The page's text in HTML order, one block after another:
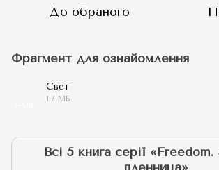
До обраного
Фрагмент для ознайомлення
Свет
1.7 МБ
Всі 5 книга серії